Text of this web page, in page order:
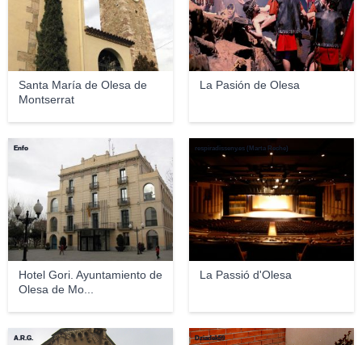
Santa María de Olesa de
Montserrat
La Pasión de Olesa
Hotel Gori. Ayuntamiento de
Olesa de Mo...
Enfo
La Passió d'Olesa
respiradisseny.es (Marta Reche)
A.R.G. Dziadek59